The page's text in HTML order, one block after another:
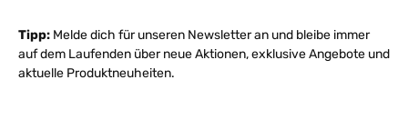
Tipp: Melde dich für unseren Newsletter an und bleibe immer
auf dem Laufenden über neue Aktionen, exklusive Angebote und
aktuelle Produktneuheiten.